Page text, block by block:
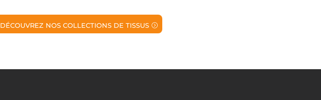
DÉCOUVREZ NOS COLLECTIONS DE TISSUS